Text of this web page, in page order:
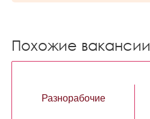
Похожие вакансии
Разнорабочие